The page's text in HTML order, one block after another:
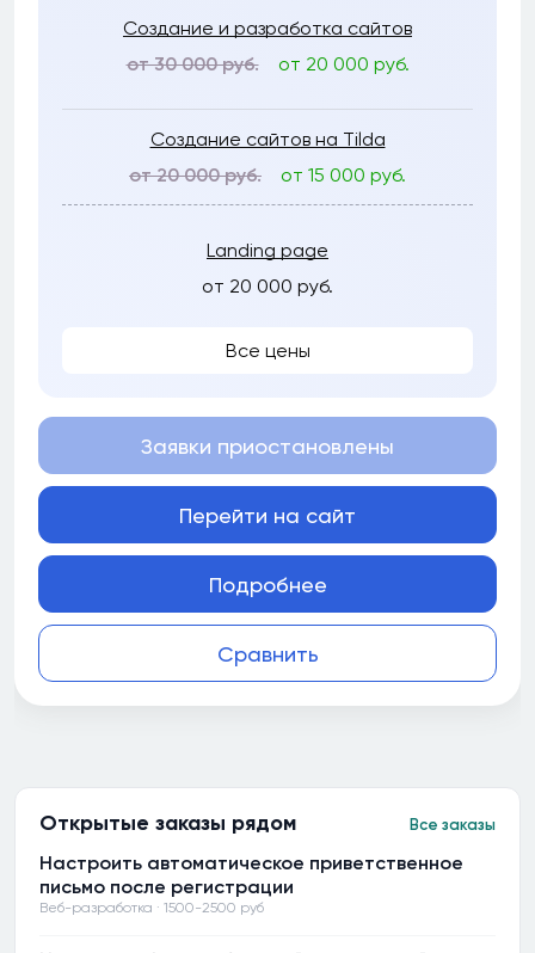
Создание и разработка сайтов
от 30 000 руб.
от 20 000 руб.
Создание сайтов на Tilda
от 20 000 руб.
от 15 000 руб.
Landing page
от 20 000 руб.
Все цены
Сравнить
Заявки приостановлены
Перейти на сайт
Подробнее
Открытые заказы рядом Все заказы
Настроить автоматическое приветственное
письмо после регистрации
Веб-разработка · 1500-2500 руб